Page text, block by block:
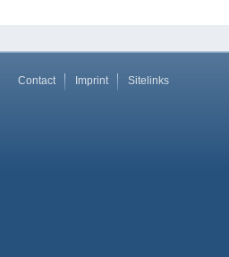
Contact Imprint Sitelinks